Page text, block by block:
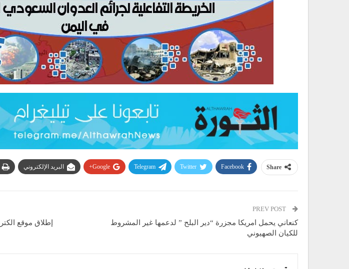
Share
Facebook
Twitter
Telegram
Google+ البريد الإلكتروني
كنعاني يحمل امريكا مجزرة “دير البلح ” لدعمها غير المشروط
للكيان الصهيوني
إطلاق موقع